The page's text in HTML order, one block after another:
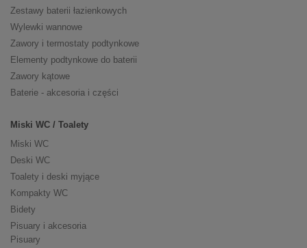
Zestawy baterii łazienkowych
Wylewki wannowe
Zawory i termostaty podtynkowe
Elementy podtynkowe do baterii
Zawory kątowe
Baterie - akcesoria i części
Miski WC / Toalety
Miski WC
Deski WC
Toalety i deski myjące
Kompakty WC
Bidety
Pisuary i akcesoria
Pisuary